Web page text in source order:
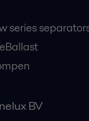
series
BV